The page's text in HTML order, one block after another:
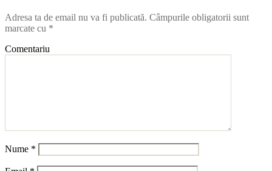
Adresa ta de email nu va fi publicată. Câmpurile obligatorii sunt
marcate cu *
Comentariu
Nume *